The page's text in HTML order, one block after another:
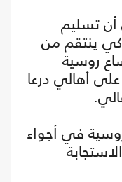
تسليم
كي ينتقم من
روسية
أهالي درعا
في أجواء